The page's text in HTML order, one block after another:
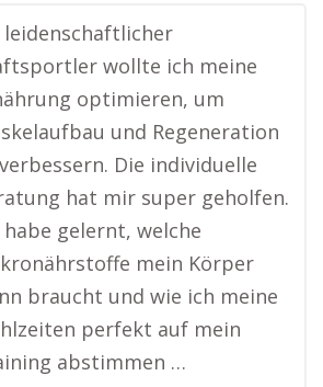
leidenschaftlicher
wollte ich meine
optimieren, um
und Regeneration
Die individuelle
hat mir super geholfen.
habe gelernt, welche
mein Körper
braucht und wie ich meine
perfekt auf mein
abstimmen …